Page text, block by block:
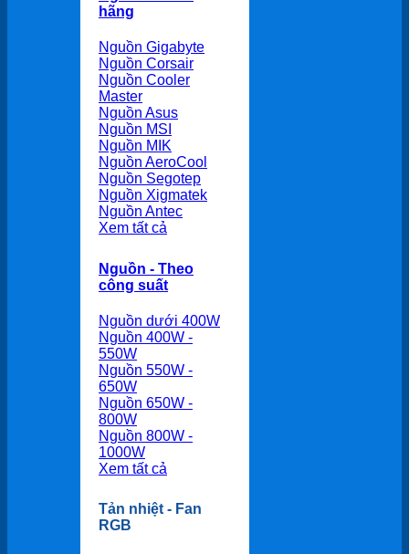
hãng
Nguồn Gigabyte
Nguồn Corsair
Nguồn Cooler
Master
Nguồn Asus
Nguồn MSI
Nguồn MIK
Nguồn AeroCool
Nguồn Segotep
Nguồn Xigmatek
Nguồn Antec
Xem tất cả
Nguồn - Theo
công suất
Nguồn dưới 400W
Nguồn 400W -
550W
Nguồn 550W -
650W
Nguồn 650W -
800W
Nguồn 800W -
1000W
Xem tất cả
Tản nhiệt - Fan
RGB